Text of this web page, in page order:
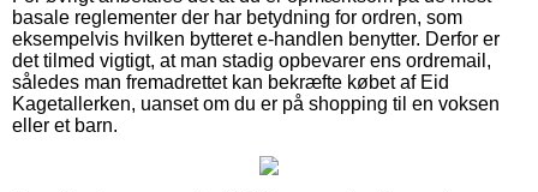
basale reglementer der har betydning for ordren, som
eksempelvis hvilken bytteret e-handlen benytter. Derfor er
det tilmed vigtigt, at man stadig opbevarer ens ordremail,
således man fremadrettet kan bekræfte købet af Eid
Kagetallerken, uanset om du er på shopping til en voksen
eller et barn.